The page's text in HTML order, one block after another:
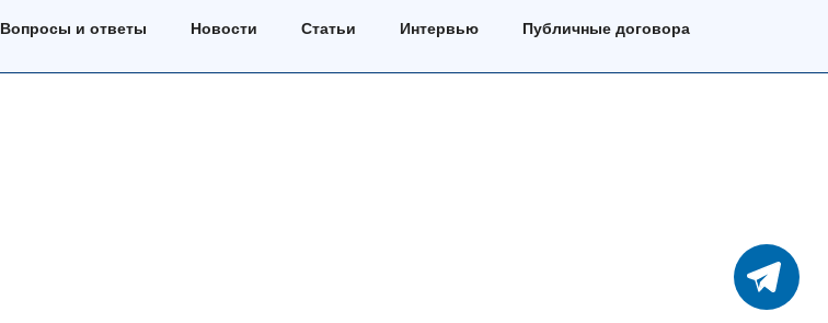
Вопросы и ответы Новости Статьи Интервью Публичные договора